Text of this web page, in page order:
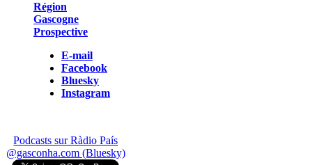
Région
Gascogne
Prospective
E-mail
Facebook
Bluesky
Instagram
Podcasts sur Ràdio País
@gasconha.com (Bluesky)